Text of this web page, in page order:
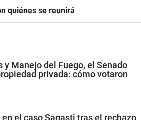
quiénes se reunirá
y Manejo del Fuego, el Senado
privada: cómo votaron
el caso Sagasti tras el rechazo